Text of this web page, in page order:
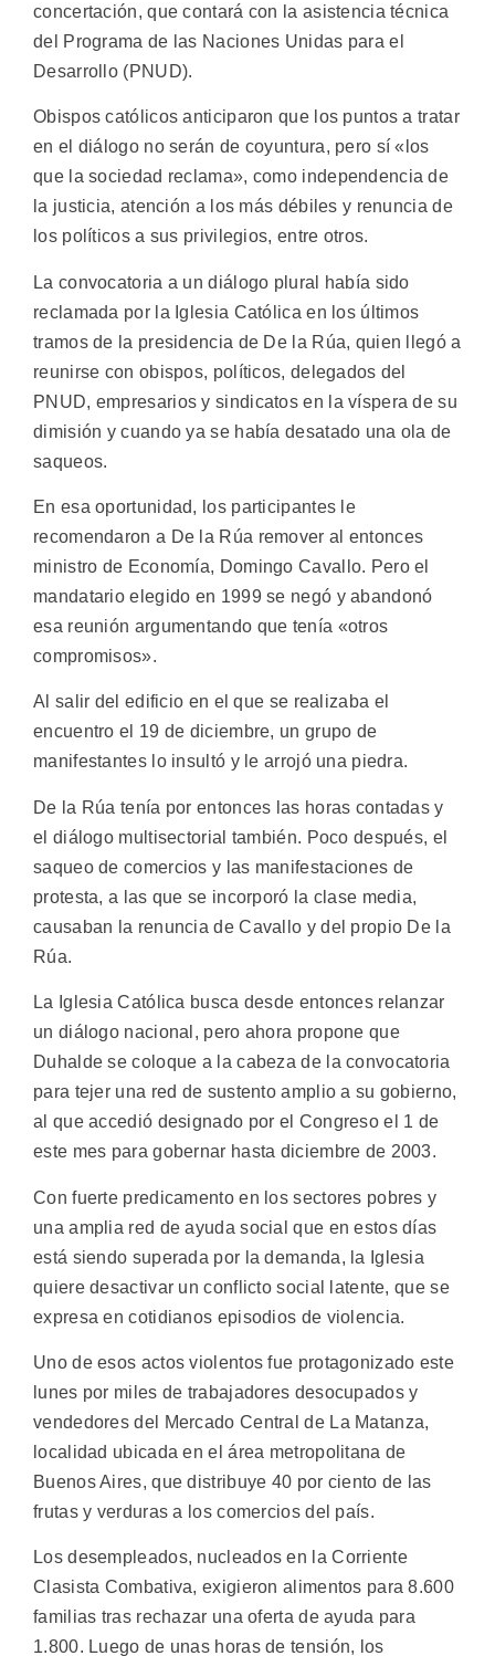
concertación, que contará con la asistencia técnica
del Programa de las Naciones Unidas para el
Desarrollo (PNUD).
Obispos católicos anticiparon que los puntos a tratar
en el diálogo no serán de coyuntura, pero sí «los
que la sociedad reclama», como independencia de
la justicia, atención a los más débiles y renuncia de
los políticos a sus privilegios, entre otros.
La convocatoria a un diálogo plural había sido
reclamada por la Iglesia Católica en los últimos
tramos de la presidencia de De la Rúa, quien llegó a
reunirse con obispos, políticos, delegados del
PNUD, empresarios y sindicatos en la víspera de su
dimisión y cuando ya se había desatado una ola de
saqueos.
En esa oportunidad, los participantes le
recomendaron a De la Rúa remover al entonces
ministro de Economía, Domingo Cavallo. Pero el
mandatario elegido en 1999 se negó y abandonó
esa reunión argumentando que tenía «otros
compromisos».
Al salir del edificio en el que se realizaba el
encuentro el 19 de diciembre, un grupo de
manifestantes lo insultó y le arrojó una piedra.
De la Rúa tenía por entonces las horas contadas y
el diálogo multisectorial también. Poco después, el
saqueo de comercios y las manifestaciones de
protesta, a las que se incorporó la clase media,
causaban la renuncia de Cavallo y del propio De la
Rúa.
La Iglesia Católica busca desde entonces relanzar
un diálogo nacional, pero ahora propone que
Duhalde se coloque a la cabeza de la convocatoria
para tejer una red de sustento amplio a su gobierno,
al que accedió designado por el Congreso el 1 de
este mes para gobernar hasta diciembre de 2003.
Con fuerte predicamento en los sectores pobres y
una amplia red de ayuda social que en estos días
está siendo superada por la demanda, la Iglesia
quiere desactivar un conflicto social latente, que se
expresa en cotidianos episodios de violencia.
Uno de esos actos violentos fue protagonizado este
lunes por miles de trabajadores desocupados y
vendedores del Mercado Central de La Matanza,
localidad ubicada en el área metropolitana de
Buenos Aires, que distribuye 40 por ciento de las
frutas y verduras a los comercios del país.
Los desempleados, nucleados en la Corriente
Clasista Combativa, exigieron alimentos para 8.600
familias tras rechazar una oferta de ayuda para
1.800. Luego de unas horas de tensión, los